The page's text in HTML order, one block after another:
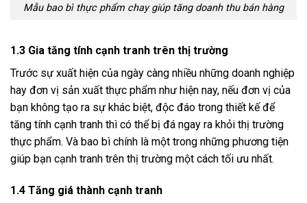
Mẫu bao bì thực phẩm chay giúp tăng doanh thu bán hàng
1.3 Gia tăng tính cạnh tranh trên thị trường
Trước sự xuất hiện của ngày càng nhiều những doanh nghiệp
hay đơn vị sản xuất thực phẩm như hiện nay, nếu đơn vị của
bạn không tạo ra sự khác biệt, độc đáo trong thiết kế để
tăng tính cạnh tranh thì có thể bị đá ngay ra khỏi thị trường
thực phẩm. Và bao bì chính là một trong những phương tiện
giúp bạn cạnh tranh trên thị trường một cách tối ưu nhất.
1.4 Tăng giá thành cạnh tranh